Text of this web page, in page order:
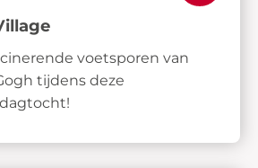
voetsporen van
tijdens deze